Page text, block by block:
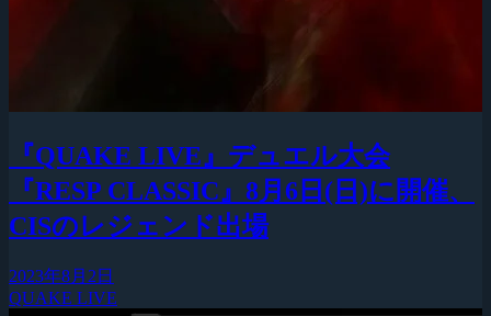
『QUAKE LIVE』デュエル大会
『RESP CLASSIC』8月6日(日)に開催、
CISのレジェンド出場
2023年8月2日
QUAKE LIVE